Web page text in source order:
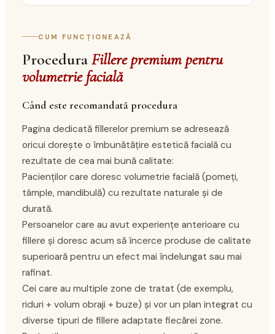
CUM FUNCȚIONEAZĂ
ProceduraFillere premium pentru
volumetrie facială
Când este recomandată procedura
Pagina dedicată fillerelor premium se adresează
oricui dorește o îmbunătățire estetică facială cu
rezultate de cea mai bună calitate:
Pacienților care doresc volumetrie facială (pomeți,
tâmple, mandibulă) cu rezultate naturale și de
durată.
Persoanelor care au avut experiențe anterioare cu
fillere și doresc acum să încerce produse de calitate
superioară pentru un efect mai îndelungat sau mai
rafinat.
Cei care au multiple zone de tratat (de exemplu,
riduri + volum obraji + buze) și vor un plan integrat cu
diverse tipuri de fillere adaptate fiecărei zone.